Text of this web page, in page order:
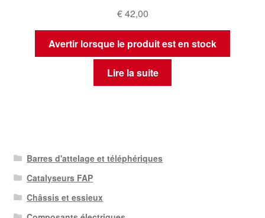
€42,00
Avertir lorsque le produit est en stock
Lire la suite
Barres d'attelage et téléphériques
Catalyseurs FAP
Châssis et essieux